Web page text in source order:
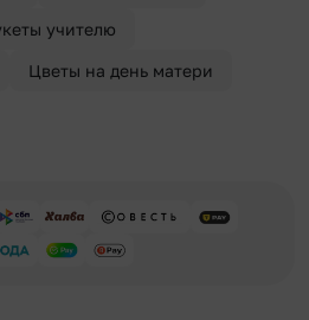
учителю
Цветы на день матери